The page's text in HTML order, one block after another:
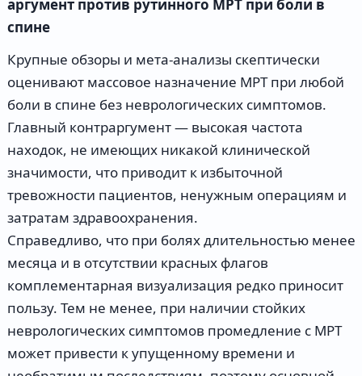
аргумент против рутинного МРТ при боли в
спине
Крупные обзоры и мета-анализы скептически
оценивают массовое назначение МРТ при любой
боли в спине без неврологических симптомов.
Главный контраргумент — высокая частота
находок, не имеющих никакой клинической
значимости, что приводит к избыточной
тревожности пациентов, ненужным операциям и
затратам здравоохранения.
Справедливо, что при болях длительностью менее
месяца и в отсутствии красных флагов
комплементарная визуализация редко приносит
пользу. Тем не менее, при наличии стойких
неврологических симптомов промедление с МРТ
может привести к упущенному времени и